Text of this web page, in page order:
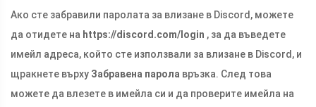
Ако сте забравили паролата за влизане в Discord, можете
да отидете на https://discord.com/login , за да въведете
имейл адреса, който сте използвали за влизане в Discord, и
щракнете върху Забравена парола връзка. След това
можете да влезете в имейла си и да проверите имейла на